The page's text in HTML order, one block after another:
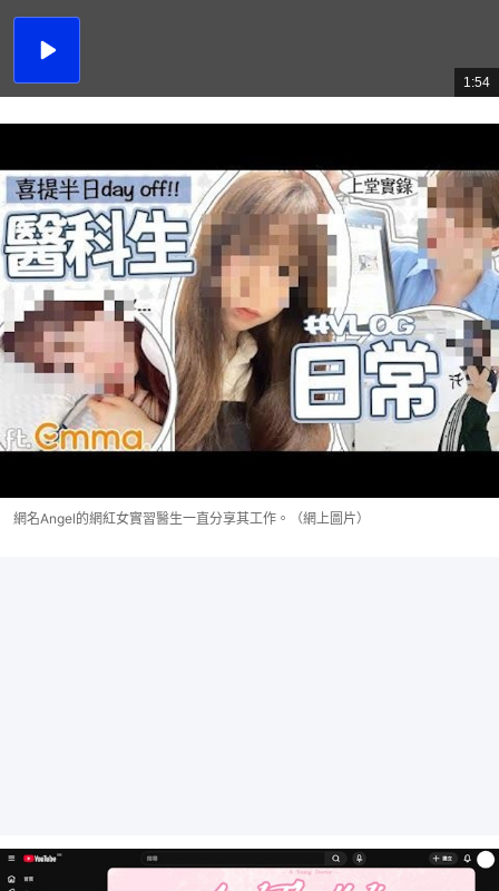
播
總
共
1:54
網名Angel的網紅女實習醫生一直分享其工作。（網上圖片）